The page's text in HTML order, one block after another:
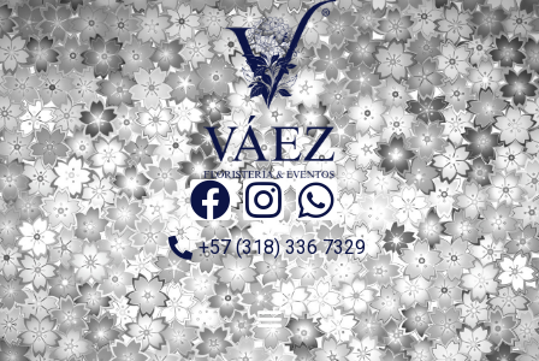
+57 (318) 336 7329